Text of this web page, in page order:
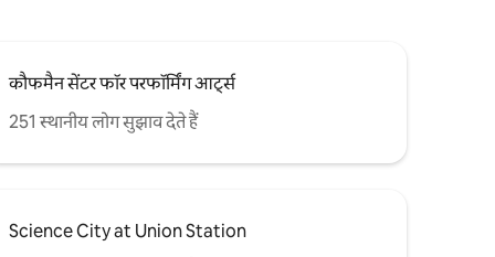
कौफमैन सेंटर फॉर परफॉर्मिंग आर्ट्स
251 स्थानीय लोग सुझाव देते हैं
Science City at Union Station